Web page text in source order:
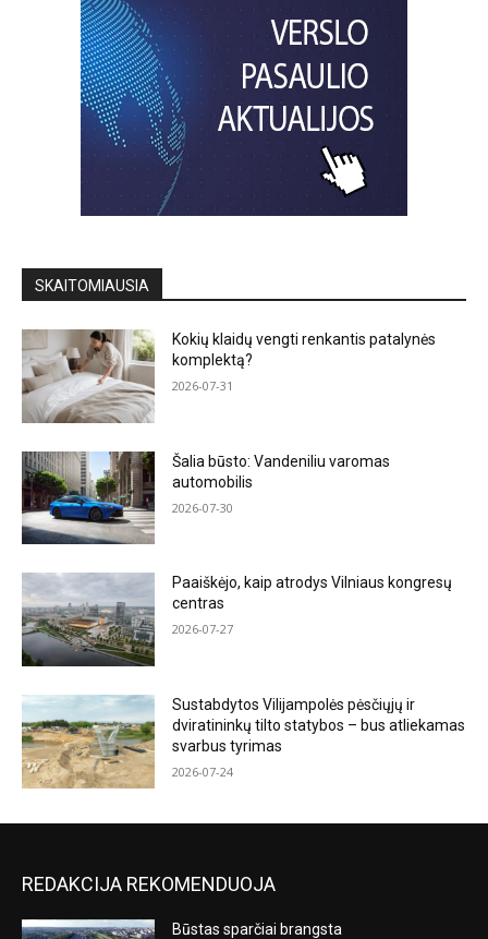
SKAITOMIAUSIA
Kokių klaidų vengti renkantis patalynės
komplektą?
2026-07-31
Šalia būsto: Vandeniliu varomas
automobilis
2026-07-30
Paaiškėjo, kaip atrodys Vilniaus kongresų
centras
2026-07-27
Sustabdytos Vilijampolės pėsčiųjų ir
dviratininkų tilto statybos – bus atliekamas
svarbus tyrimas
2026-07-24
REDAKCIJA REKOMENDUOJA
Būstas sparčiai brangsta